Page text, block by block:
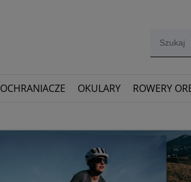
OCHRANIACZE OKULARY ROWERY